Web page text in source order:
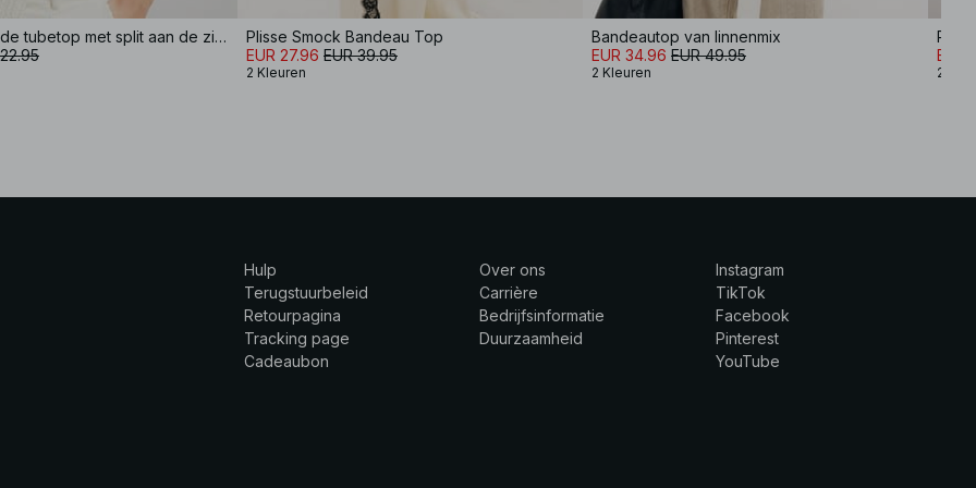
Gestructureerde tubetop met split aan de zijkant
Plisse Smock Bandeau Top
EUR 27.96 EUR 39.95
2 Kleuren
Bandeautop van linnenmix
EUR 34.96 EUR 49.95
2 Kleuren
EUR
2
Hulp
Terugstuurbeleid
Retourpagina
Tracking page
Cadeaubon
Over ons
Carrière
Bedrijfsinformatie
Duurzaamheid
Instagram
TikTok
Facebook
Pinterest
YouTube